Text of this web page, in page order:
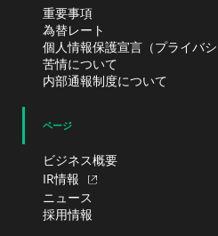
重要事項
為替レート
個人情報保護宣言（プライバシ
苦情について
内部通報制度について
ページ
ビジネス概要
IR情報
ニュース
採用情報